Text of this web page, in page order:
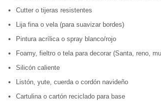
Cutter o tijeras resistentes
Lija fina o vela (para suavizar bordes)
Pintura acrílica o spray blanco/rojo
Foamy, fieltro o tela para decorar (Santa, reno,
Silicón caliente
Listón, yute, cuerda o cordón navideño
Cartulina o cartón reciclado para base